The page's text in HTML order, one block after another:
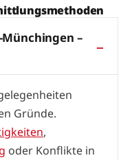
–
Gründe.
,
oder Konflikte in